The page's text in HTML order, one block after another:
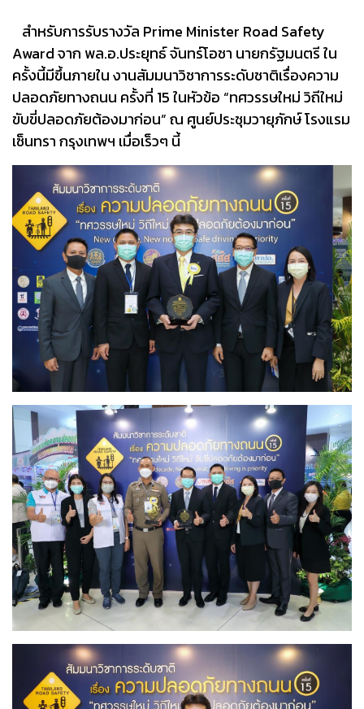
สำหรับการรับรางวัล Prime Minister Road Safety
Award จาก พล.อ.ประยุทธ์ จันทร์โอชา นายกรัฐมนตรี ใน
ครั้งนี้มีขึ้นภายใน งานสัมมนาวิชาการระดับชาติเรื่องความ
ปลอดภัยทางถนน ครั้งที่ 15 ในหัวข้อ “ทศวรรษใหม่ วิถีใหม่
ขับขี่ปลอดภัยต้องมาก่อน” ณ ศูนย์ประชุมวายุภักษ์ โรงแรม
เซ็นทรา กรุงเทพฯ เมื่อเร็วๆ นี้